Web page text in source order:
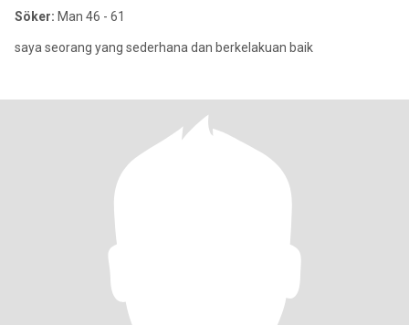
Söker: Man 46 - 61
saya seorang yang sederhana dan berkelakuan baik